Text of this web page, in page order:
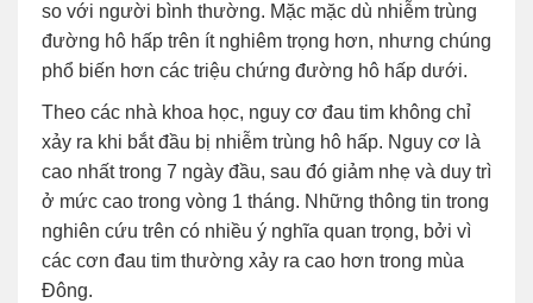
so với người bình thường. Mặc mặc dù nhiễm trùng
đường hô hấp trên ít nghiêm trọng hơn, nhưng chúng
phổ biến hơn các triệu chứng đường hô hấp dưới.
Theo các nhà khoa học, nguy cơ đau tim không chỉ
xảy ra khi bắt đầu bị nhiễm trùng hô hấp. Nguy cơ là
cao nhất trong 7 ngày đầu, sau đó giảm nhẹ và duy trì
ở mức cao trong vòng 1 tháng. Những thông tin trong
nghiên cứu trên có nhiều ý nghĩa quan trọng, bởi vì
các cơn đau tim thường xảy ra cao hơn trong mùa
Đông.